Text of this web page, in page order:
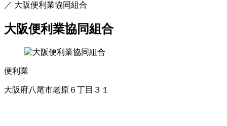
／ 大阪便利業協同組合
大阪便利業協同組合
便利業
大阪府八尾市老原６丁目３１